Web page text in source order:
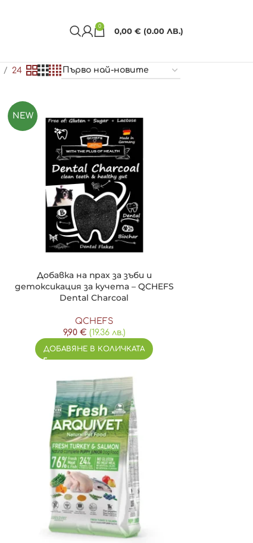
0 0,00 € (0.00 ЛВ.)
24
NEW
Добавка на прах за зъби и
детоксикация за кучета – QCHEFS
Dental Charcoal
QCHEFS
9,90 € (19.36 лв.)
ДОБАВЯНЕ В КОЛИЧКАТА